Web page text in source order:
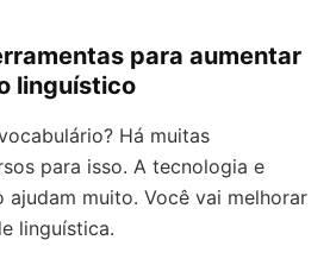
para aumentar
linguístico
Há muitas
para isso. A tecnologia e
ajudam muito. Você vai melhorar
linguística.